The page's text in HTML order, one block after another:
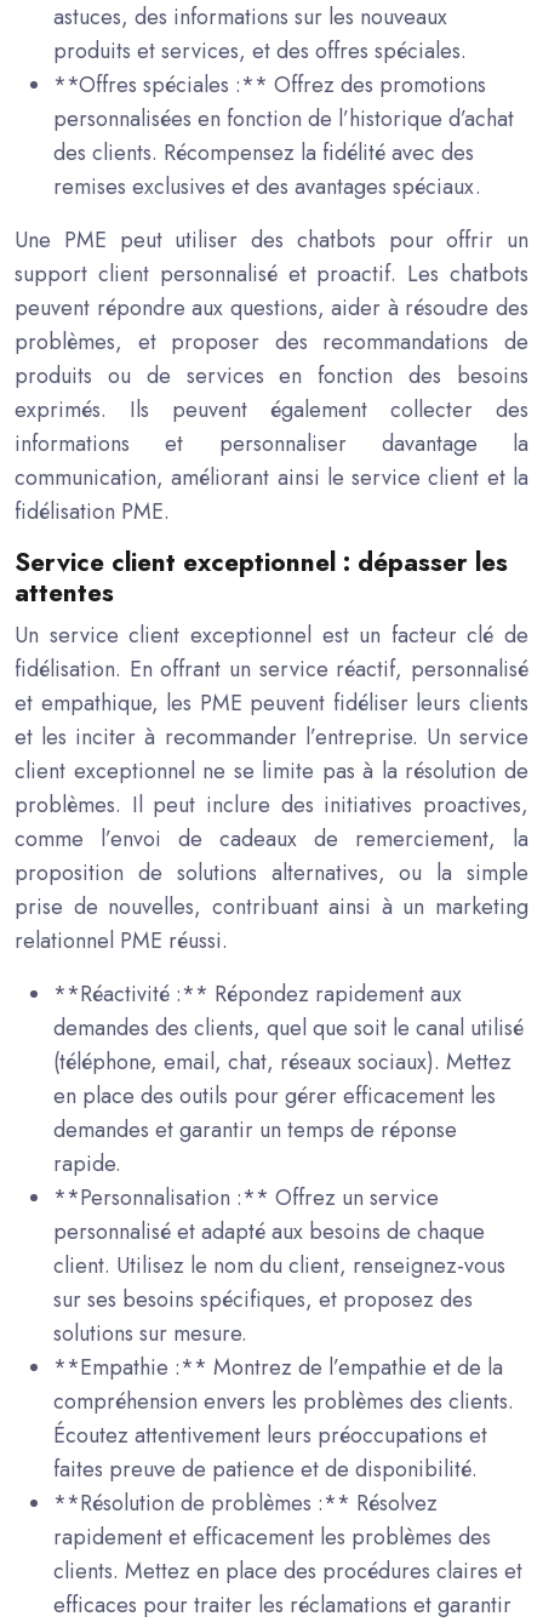
astuces, des informations sur les nouveaux
produits et services, et des offres spéciales.
**Offres spéciales :** Offrez des promotions
personnalisées en fonction de l’historique d’achat
des clients. Récompensez la fidélité avec des
remises exclusives et des avantages spéciaux.
Une PME peut utiliser des chatbots pour offrir un
support client personnalisé et proactif. Les chatbots
peuvent répondre aux questions, aider à résoudre des
problèmes, et proposer des recommandations de
produits ou de services en fonction des besoins
exprimés. Ils peuvent également collecter des
informations et personnaliser davantage la
communication, améliorant ainsi le service client et la
fidélisation PME.
Service client exceptionnel : dépasser les
attentes
Un service client exceptionnel est un facteur clé de
fidélisation. En offrant un service réactif, personnalisé
et empathique, les PME peuvent fidéliser leurs clients
et les inciter à recommander l’entreprise. Un service
client exceptionnel ne se limite pas à la résolution de
problèmes. Il peut inclure des initiatives proactives,
comme l’envoi de cadeaux de remerciement, la
proposition de solutions alternatives, ou la simple
prise de nouvelles, contribuant ainsi à un marketing
relationnel PME réussi.
**Réactivité :** Répondez rapidement aux
demandes des clients, quel que soit le canal utilisé
(téléphone, email, chat, réseaux sociaux). Mettez
en place des outils pour gérer efficacement les
demandes et garantir un temps de réponse
rapide.
**Personnalisation :** Offrez un service
personnalisé et adapté aux besoins de chaque
client. Utilisez le nom du client, renseignez-vous
sur ses besoins spécifiques, et proposez des
solutions sur mesure.
**Empathie :** Montrez de l’empathie et de la
compréhension envers les problèmes des clients.
Écoutez attentivement leurs préoccupations et
faites preuve de patience et de disponibilité.
**Résolution de problèmes :** Résolvez
rapidement et efficacement les problèmes des
clients. Mettez en place des procédures claires et
efficaces pour traiter les réclamations et garantir